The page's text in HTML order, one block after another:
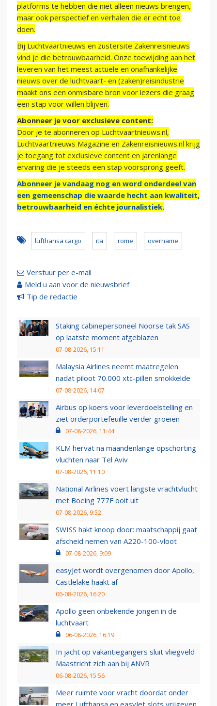
platforms te hebben die niet alleen nieuws brengen,
maar ook perspectief en verhalen die er echt toe
doen.
Bij Luchtvaartnieuws en zustersite Zakenreisnieuws
vind je die betrouwbaarheid. Onze toewijding aan het
leveren van het meest actuele en onafhankelijke
nieuws over de luchtvaart- en (zaken)reisindustrie
maakt ons een onmisbare bron voor lezers die graag
een stap voor willen blijven.
Abonneer je voor exclusieve content:
Door je te abonneren op Luchtvaartnieuws.nl,
Luchtvaartnieuws Magazine en Zakenreisnieuws.nl krijg
je toegang tot exclusieve content en jarenlange
ervaring die je steeds een stap voorsprong geeft.
Abonneer je vandaag nog en word onderdeel van
een gemeenschap die waarde hecht aan kwaliteit,
betrouwbaarheid en échte journalistiek.
lufthansa cargo ita rome overname
Verstuur per e-mail
Meld u aan voor de nieuwsbrief
Tip de redactie
Staking cabinepersoneel Noorse tak SAS
op laatste moment afgeblazen
07-08-2026, 15:11
Malaysia Airlines neemt maatregelen
nadat piloot 70.000 xtc-pillen smokkelde
07-08-2026, 14:07
Airbus op koers voor leverdoelstelling en
ziet orderportefeuille verder groeien
07-08-2026, 11:44
KLM hervat na maandenlange opschorting
vluchten naar Tel Aviv
07-08-2026, 11:10
National Airlines voert langste vrachtvlucht
met Boeing 777F ooit uit
07-08-2026, 9:52
SWISS hakt knoop door: maatschappij gaat
afscheid nemen van A220-100-vloot
07-08-2026, 9:09
easyJet wordt overgenomen door Apollo,
Castlelake haakt af
06-08-2026, 16:20
Apollo geen onbekende jongen in de
luchtvaart
06-08-2026, 16:19
In jacht op vakantiegangers sluit vliegveld
Maastricht zich aan bij ANVR
06-08-2026, 15:56
Meer ruimte voor vracht doordat onder